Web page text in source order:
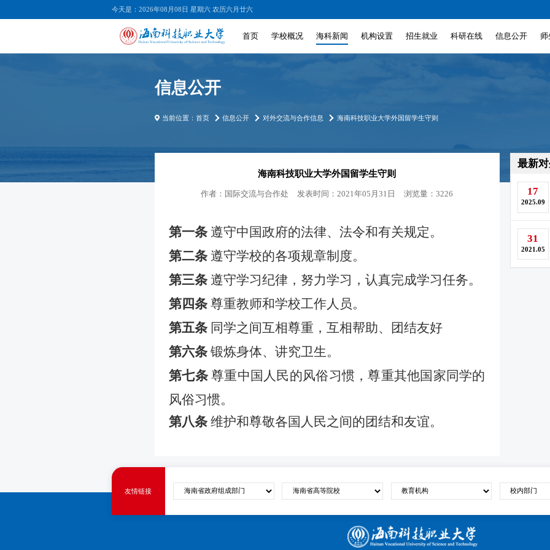
今天是：2026年08月08日 星期六 农历六月廿六
首页 学校概况 海科新闻 机构设置 招生就业 科研在线 信息公开 师
信息公开
当前位置： 首页 信息公开 对外交流与合作信息 海南科技职业大学外国留学生守则
海南科技职业大学外国留学生守则
作者： 国际交流与合作处 发表时间：2021年05月31日 浏览量：3226
第一条 遵守中国政府的法律、法令和有关规定。
第二条 遵守学校的各项规章制度。
第三条 遵守学习纪律，努力学习，认真完成学习任务。
第四条 尊重教师和学校工作人员。
第五条 同学之间互相尊重，互相帮助、团结友好
第六条 锻炼身体、讲究卫生。
第七条尊重中国人民的风俗习惯，尊重其他国家同学的
风俗习惯。
第八条 维护和尊敬各国人民之间的团结和友谊。
最新
17
2025.09
31
2021.05
友情链接